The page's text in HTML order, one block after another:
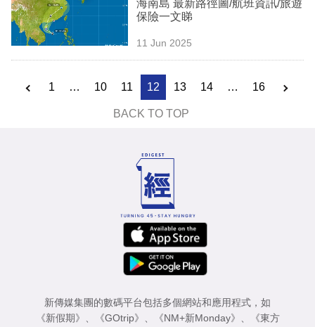
海南島 最新路徑圖/航班資訊/旅遊
保險一文睇
11 Jun 2025
1 … 10 11 12 13 14 … 16
BACK TO TOP
新傳媒集團的數碼平台包括多個網站和應用程式，如
《新假期》 、 《GOtrip》 、 《NM+新Monday》 、
《東方